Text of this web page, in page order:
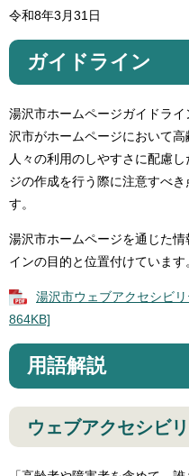
令和8年3月31日
ガイドライン
湯沢市ホームページガイドラ
沢市がホームページにおいて
人々の利用のしやすさに配慮
ジの作成を行う際に注意すべ
す。
湯沢市ホームページを通じた
インの目的と位置付けています
湯沢市ウェブアクセシビ
864KB]
用語解説
ウェブアクセシビ